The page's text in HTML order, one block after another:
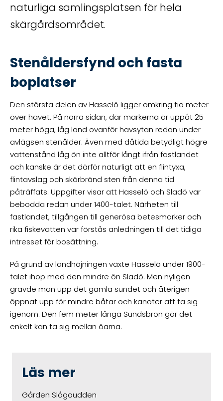
naturliga samlingsplatsen för hela
skärgårdsområdet.
Stenåldersfynd och fasta
boplatser
Den största delen av Hasselö ligger omkring tio meter
över havet. På norra sidan, där markerna är uppåt 25
meter höga, låg land ovanför havsytan redan under
avlägsen stenålder. Även med dåtida betydligt högre
vattenstånd låg ön inte alltför långt ifrån fastlandet
och kanske är det därför naturligt att en flintyxa,
flintavslag och skörbränd sten från denna tid
påträffats. Uppgifter visar att Hasselö och Sladö var
bebodda redan under 1400-talet. Närheten till
fastlandet, tillgången till generösa betesmarker och
rika fiskevatten var förstås anledningen till det tidiga
intresset för bosättning.
På grund av landhöjningen växte Hasselö under 1900-
talet ihop med den mindre ön Sladö. Men nyligen
grävde man upp det gamla sundet och återigen
öppnat upp för mindre båtar och kanoter att ta sig
igenom. Den fem meter långa Sundsbron gör det
enkelt kan ta sig mellan öarna.
Läs mer
Gården Slågaudden